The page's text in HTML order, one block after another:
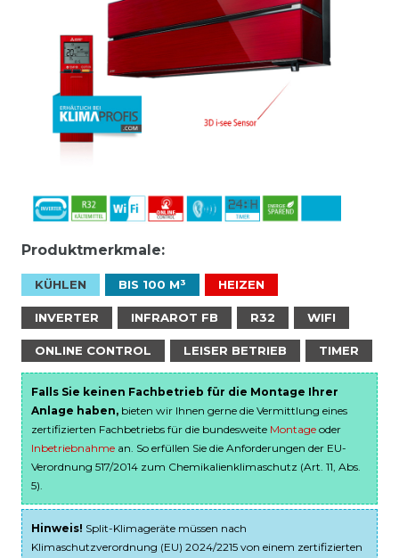
Produktmerkmale:
KÜHLEN BIS 100 M³ HEIZEN
INVERTER INFRAROT FB R32 WIFI
ONLINE CONTROL LEISER BETRIEB TIMER
Falls Sie keinen Fachbetrieb für die Montage Ihrer
Anlage haben, bieten wir Ihnen gerne die Vermittlung eines
zertifizierten Fachbetriebs für die bundesweite Montage oder
Inbetriebnahme an. So erfüllen Sie die Anforderungen der EU-
Verordnung 517/2014 zum Chemikalienklimaschutz (Art. 11, Abs.
5).
Hinweis! Split-Klimageräte müssen nach
Klimaschutzverordnung (EU) 2024/2215 von einem zertifizierten